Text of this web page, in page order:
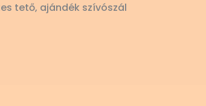
tető, ajándék szívószál